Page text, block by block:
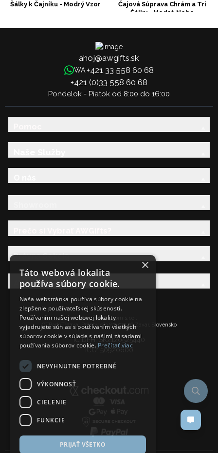
Šálky k Čajníku - Modrý Vzor
Čajová Súprava Chrám a Tri
Šálky - Modré Nebo
ahoj@awgifts.sk
WA:+421 33 558 60 68
+421 (0)33 558 60 68
Pondelok - Piatok od 8:00 do 16:00
Právna Sekcia
AW Rodina
Ancient Wisdom s.r.o.,
CTPark Trnava, Prílohy 583/57, 919 26 Zavar, Slovensko
IČ DPH: SK2120525440
IČO: 50920600
×
Táto webová lokalita
používa súbory cookie.
Naša webstránka používa súbory cookie na
zlepšenie používateľskej skúsenosti.
Používaním našej webovej lokality
vyjadrujete súhlas s používaním všetkých
súborov cookie v súlade s našimi zásadami
používania súborov cookie. Prečítať viac
NEVYHNUTNE POTREBNÉ
VÝKONNOSŤ
CIELENIE
FUNKCIE
PRIJAŤ VŠETKO